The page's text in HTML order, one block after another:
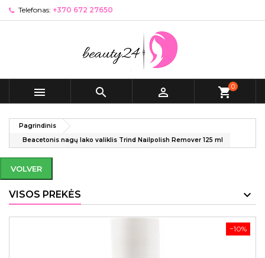
Telefonas: +370 672 27650
   shopping_cart0
Pagrindinis
Beacetonis nagų lako valiklis Trind Nailpolish Remover 125 ml
VOLVER
VISOS PREKĖS
−10%